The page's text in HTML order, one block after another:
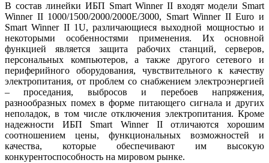
В состав линейки ИБП Smart Winner II входят модели Smart
Winner II 1000/1500/2000/2000Е/3000, Smart Winner II Euro и
Smart Winner II 1U, различающиеся выходной мощностью и
некоторыми особенностями применения. Их основной
функцией является защита рабочих станций, серверов,
персональных компьютеров, а также другого сетевого и
периферийного оборудования, чувствительного к качеству
электропитания, от проблем со снабжением электроэнергией
– проседания, выбросов и перебоев напряжения,
разнообразных помех в форме питающего сигнала и других
неполадок, в том числе отключения электропитания. Кроме
надежности ИБП Smart Winner II отличаются хорошим
соотношением це­ны, функциональных возможностей и
качества, которые обеспечивают им высокую
конкурентоспособность на мировом рынке.